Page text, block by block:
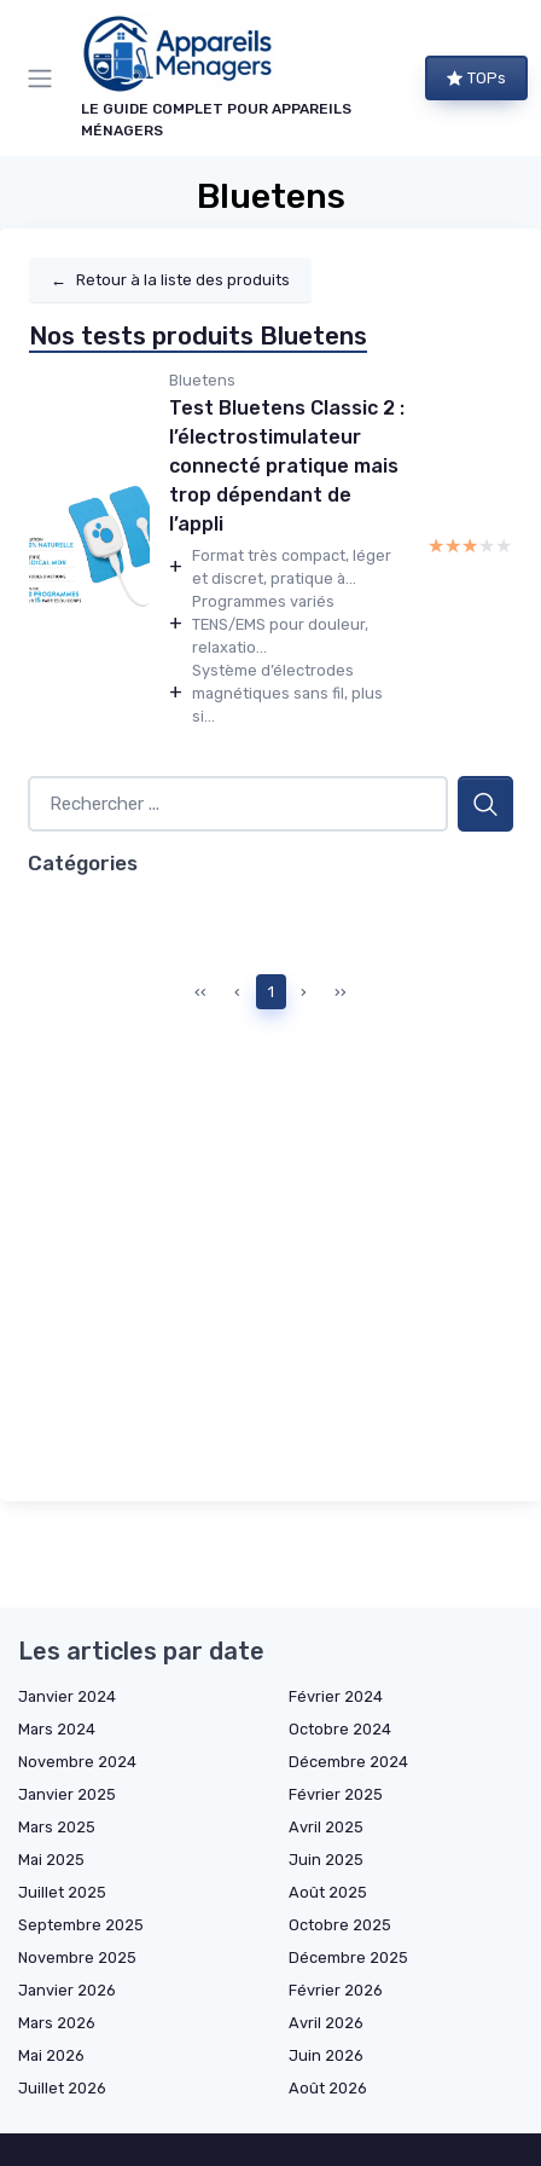
LE GUIDE COMPLET POUR APPAREILS
MÉNAGERS
TOPs
Bluetens
← Retour à la liste des produits
Nos tests produits Bluetens
Bluetens
Test Bluetens Classic 2 :
l’électrostimulateur
connecté pratique mais
trop dépendant de
l’appli
+ Format très compact, léger
et discret, pratique à...
+
Programmes variés
TENS/EMS pour douleur,
relaxatio...
+
Système d’électrodes
magnétiques sans fil, plus
si...
★★★★★
★★★★★
Catégories
‹‹ ‹ 1 › ››
Les articles par date
Janvier 2024
Février 2024
Mars 2024
Octobre 2024
Novembre 2024
Décembre 2024
Janvier 2025
Février 2025
Mars 2025
Avril 2025
Mai 2025
Juin 2025
Juillet 2025
Août 2025
Septembre 2025
Octobre 2025
Novembre 2025
Décembre 2025
Janvier 2026
Février 2026
Mars 2026
Avril 2026
Mai 2026
Juin 2026
Juillet 2026
Août 2026
Panneau de gestion des cookies